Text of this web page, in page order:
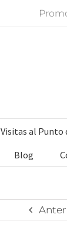
Visitas al Punto
Blog